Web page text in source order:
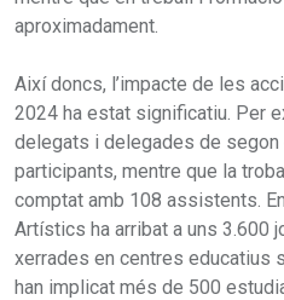
aproximadament.
Així doncs, l’impacte de les
2024 ha estat significatiu. Per
delegats i delegades de segon
participants, mentre que la
comptat amb 108 assistents.
Artístics ha arribat a uns 3.600
xerrades en centres educatius
han implicat més de 500